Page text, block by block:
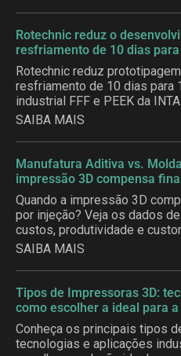
Rotechnic reduz o
resfriamento de 10 dias
Rotechnic reduz
resfriamento de 10 dias para
industrial FFF e PEEK da
SAIBA MAIS
Manufatura Aditiva vs.
impressão 3D compensa
Quando a impressão 3D
por injeção? Veja os dados
custos, produtividade e
SAIBA MAIS
Tipos de Impressoras 3D:
como escolher a ideal para
Conheça os principais tipos
tecnologias e aplicações